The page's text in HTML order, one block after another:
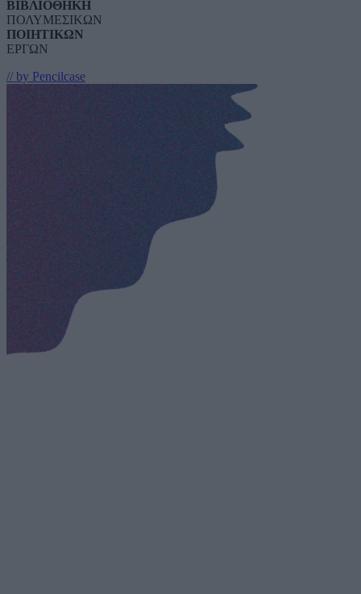
ΒΙΒΛΙΟΘΗΚΗ
ΠΟΛΥΜΕΣΙΚΩΝ
ΠΟΙΗΤΙΚΩΝ
ΕΡΓΩΝ
// by Pencilcase